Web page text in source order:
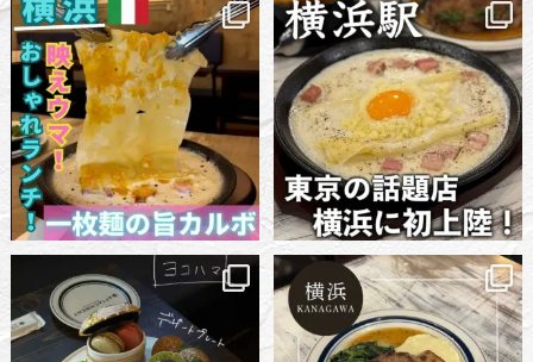
映えてうまい「映えウマ」が優秀す
ぎるおしゃれイタリアン！一枚麺の
カルボナーラは必食！🍽
...
14 0
◆The Attachment◆
⁡ @the_attachment_yokohama...
16 0
『特別な日には、特別な甘さを』 🎀
誕生日じゃなくても頼みたくな
る。
21 0
📍The Attachment
横浜駅のきた西口から出て5分ほど
でお店に到着！...
27 0